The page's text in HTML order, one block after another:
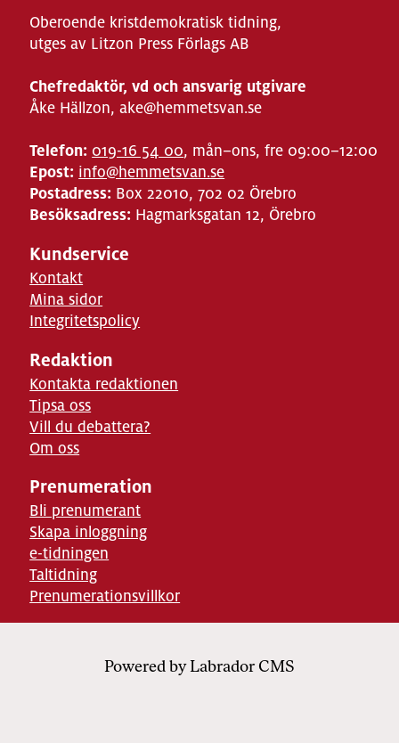
Oberoende kristdemokratisk tidning,
utges av Litzon Press Förlags AB
Chefredaktör, vd och ansvarig utgivare
Åke Hällzon, ake@hemmetsvan.se
Telefon: 019-16 54 00, mån–ons, fre 09:00–12:00
Epost: info@hemmetsvan.se
Postadress: Box 22010, 702 02 Örebro
Besöksadress: Hagmarksgatan 12, Örebro
Kundservice
Kontakt
Mina sidor
Integritetspolicy
Redaktion
Kontakta redaktionen
Tipsa oss
Vill du debattera?
Om oss
Prenumeration
Bli prenumerant
Skapa inloggning
e-tidningen
Taltidning
Prenumerationsvillkor
Powered by Labrador CMS